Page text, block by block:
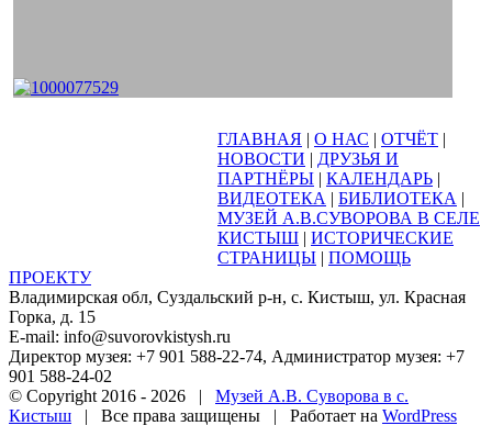
ГЛАВНАЯ | О НАС | ОТЧЁТ |
НОВОСТИ | ДРУЗЬЯ И
ПАРТНЁРЫ | КАЛЕНДАРЬ |
ВИДЕОТЕКА | БИБЛИОТЕКА |
МУЗЕЙ А.В.СУВОРОВА В СЕЛЕ
КИСТЫШ | ИСТОРИЧЕСКИЕ
СТРАНИЦЫ | ПОМОЩЬ
ПРОЕКТУ
Владимирская обл, Суздальский р-н, с. Кистыш, ул. Красная
Горка, д. 15
E-mail: info@suvorovkistysh.ru
Директор музея: +7 901 588-22-74, Администратор музея: +7
901 588-24-02
© Copyright 2016 - 2026 | Музей А.В. Суворова в с.
Кистыш | Все права защищены | Работает на WordPress